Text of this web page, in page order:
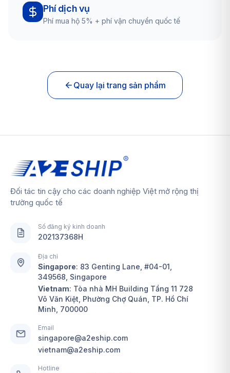
Phí dịch vụ
Phí mua hộ 5% + phí vận chuyển quốc tế
Quay lại trang sản phẩm
Đối tác tin cậy cho các doanh nghiệp Việt mở rộng thị
trường quốc tế
Số đăng ký kinh doanh
202137368H
Địa chỉ
Singapore: 83 Genting Lane, #04-01,
349568, Singapore
Vietnam: Tòa nhà MH Building Tầng 11 728
Võ Văn Kiệt, Phường Chợ Quán, TP. Hồ Chí
Minh, 700000
Email
singapore@a2eship.com
vietnam@a2eship.com
Hotline